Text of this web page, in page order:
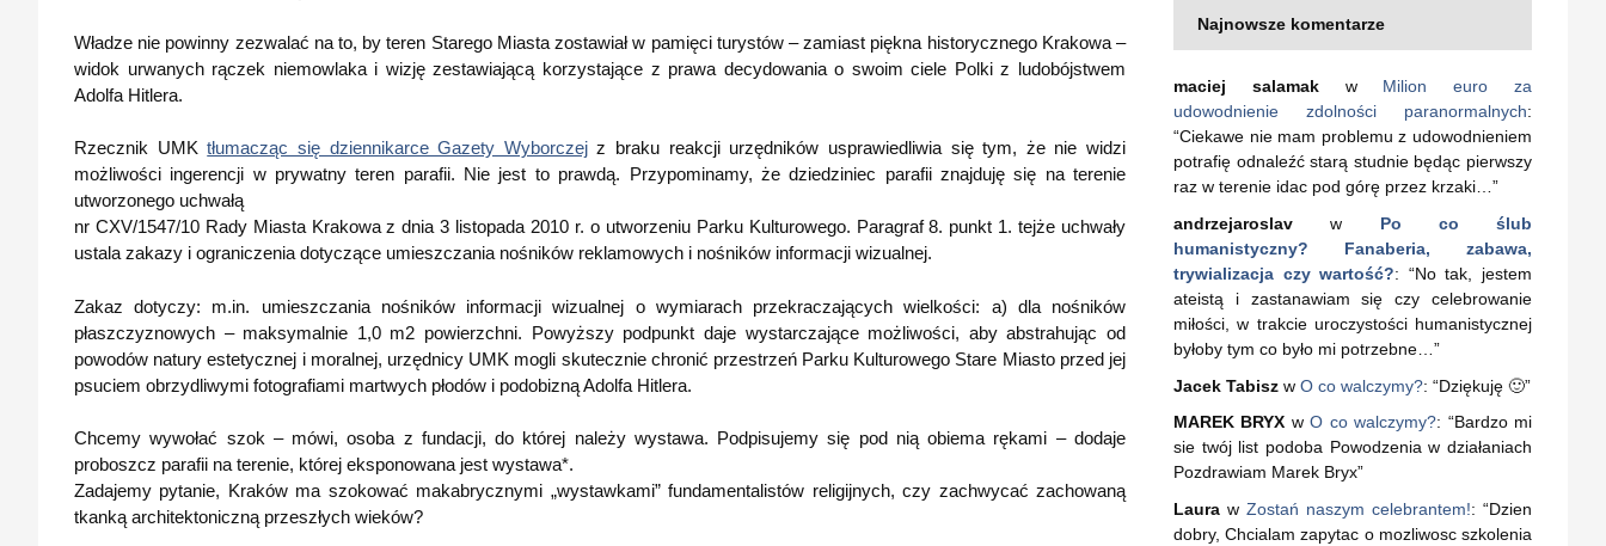
Władze nie powinny zezwalać na to, by teren Starego Miasta zostawiał w pamięci turystów – zamiast piękna historycznego Krakowa –
widok urwanych rączek niemowlaka i wizję zestawiającą korzystające z prawa decydowania o swoim ciele Polki z ludobójstwem
Adolfa Hitlera.
Rzecznik UMKtłumacząc się dziennikarce Gazety Wyborczejz braku reakcji urzędników usprawiedliwia się tym, że nie widzi
możliwości ingerencji w prywatny teren parafii. Nie jest to prawdą. Przypominamy, że dziedziniec parafii znajduję się na terenie
utworzonego uchwałą
nr CXV/1547/10 Rady Miasta Krakowa z dnia 3 listopada 2010 r. o utworzeniu Parku Kulturowego. Paragraf 8. punkt 1. tejże uchwały
ustala zakazy i ograniczenia dotyczące umieszczania nośników reklamowych i nośników informacji wizualnej.
Zakaz dotyczy: m.in. umieszczania nośników informacji wizualnej o wymiarach przekraczających wielkości: a) dla nośników
płaszczyznowych – maksymalnie 1,0 m2 powierzchni. Powyższy podpunkt daje wystarczające możliwości, aby abstrahując od
powodów natury estetycznej i moralnej, urzędnicy UMK mogli skutecznie chronić przestrzeń Parku Kulturowego Stare Miasto przed jej
psuciem obrzydliwymi fotografiami martwych płodów i podobizną Adolfa Hitlera.
Chcemy wywołać szok – mówi, osoba z fundacji, do której należy wystawa. Podpisujemy się pod nią obiema rękami – dodaje
proboszcz parafii na terenie, której eksponowana jest wystawa*.
Zadajemy pytanie, Kraków ma szokować makabrycznymi „wystawkami” fundamentalistów religijnych, czy zachwycać zachowaną
tkanką architektoniczną przeszłych wieków?
Najnowsze komentarze
maciej salamakw Milion euro za
udowodnienie zdolności paranormalnych:
“Ciekawe nie mam problemu z udowodnieniem
potrafię odnaleźć starą studnie będąc pierwszy
raz w terenie idac pod górę przez krzaki… ”
andrzejaroslav w Po co ślub
humanistyczny? Fanaberia, zabawa,
trywializacja czy wartość?: “No tak, jestem
ateistą i zastanawiam się czy celebrowanie
miłości, w trakcie uroczystości humanistycznej
byłoby tym co było mi potrzebne… ”
Jacek Tabisz w O co walczymy?: “Dziękuję 🙂”
MAREK BRYX wO co walczymy?: “Bardzo mi
sie twój list podoba Powodzenia w działaniach
Pozdrawiam Marek Bryx”
Laura w Zostań naszym celebrantem!: “Dzien
dobry, Chcialam zapytac o mozliwosc szkolenia